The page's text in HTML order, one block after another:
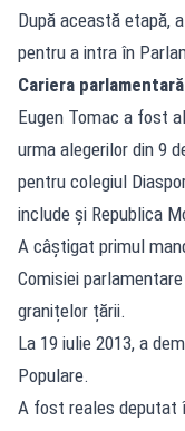
După această etapă,
pentru a intra în
Cariera
Eugen Tomac a fost
urma alegerilor din 9
pentru colegiul
include și Republica
A câștigat primul
Comisiei
granițelor țării.
La 19 iulie 2013, a
Populare.
A fost reales deputat